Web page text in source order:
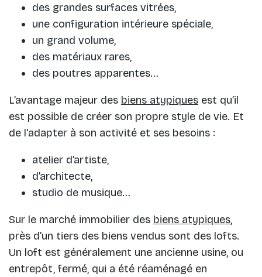
des grandes surfaces vitrées,
une configuration intérieure spéciale,
un grand volume,
des matériaux rares,
des poutres apparentes…
L’avantage majeur des biens atypiques est qu’il
est possible de créer son propre style de vie. Et
de l'adapter à son activité et ses besoins :
atelier d’artiste,
d’architecte,
studio de musique…
Sur le marché immobilier des biens atypiques,
près d’un tiers des biens vendus sont des lofts.
Un loft est généralement une ancienne usine, ou
entrepôt, fermé, qui a été réaménagé en